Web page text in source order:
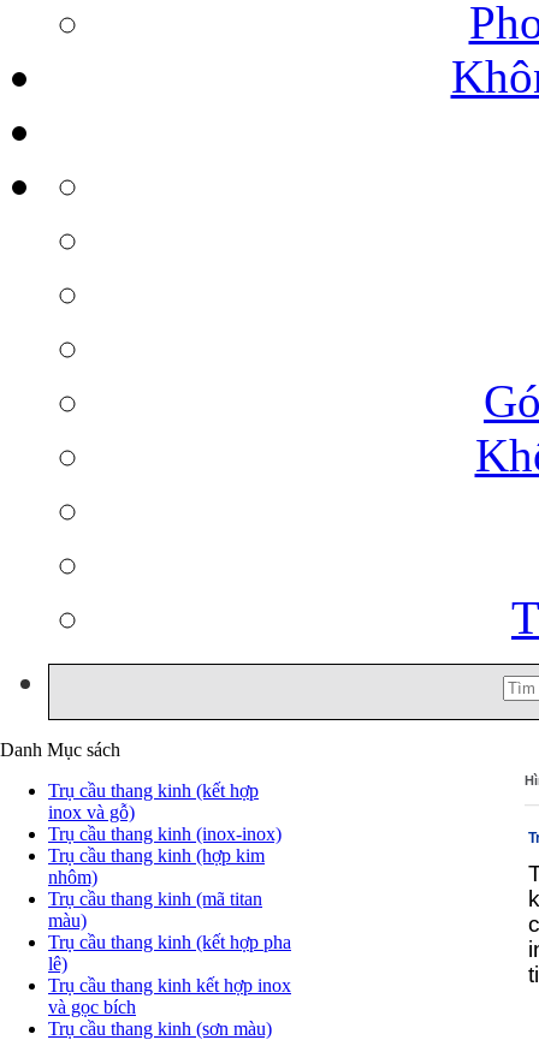
Danh Mục sách
Trụ cầu thang kinh (kết hợp
inox và gỗ)
Trụ cầu thang kinh (inox-inox)
Trụ cầu thang kinh (hợp kim
nhôm)
Trụ cầu thang kinh (mã titan
màu)
Trụ cầu thang kinh (kết hợp pha
lê)
Trụ cầu thang kinh kết hợp inox
và gọc bích
Trụ cầu thang kinh (sơn màu)